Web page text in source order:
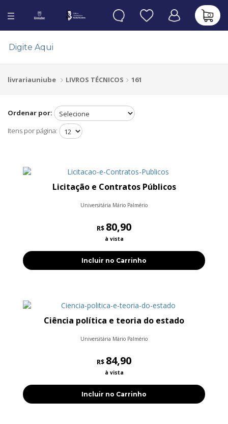
0
livrariauniube LIVROS TÉCNICOS 161
Ordenar por:
Itens por página:
Licitação e Contratos Públicos
Universitária Mário Palmério
R$ 80,90
à vista
Incluir no Carrinho
Ciência política e teoria do estado
Universitária Mário Palmério
R$ 84,90
à vista
Incluir no Carrinho